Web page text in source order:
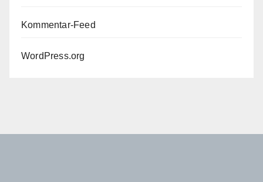
Kommentar-Feed
WordPress.org